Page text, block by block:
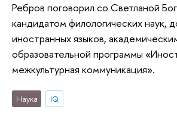
Ребров поговорил со Светланой
кандидатом филологических наук,
иностранных языков,
образовательной программы
межкультурная коммуникация».
Наука IQ